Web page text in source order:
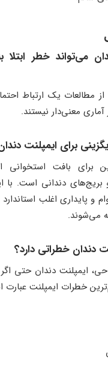
می‌تواند خطر
مطالعات یک ارتباط
معنی‌دار نیستند.
برای ایمپلنت
برای بافت
بریج‌های دندانی است. با
و پایداری اغلب
می‌شوند.
دندان خطراتی دارد؟
ایمپلنت دندان حتی
خطرات ایمپلنت عبارت